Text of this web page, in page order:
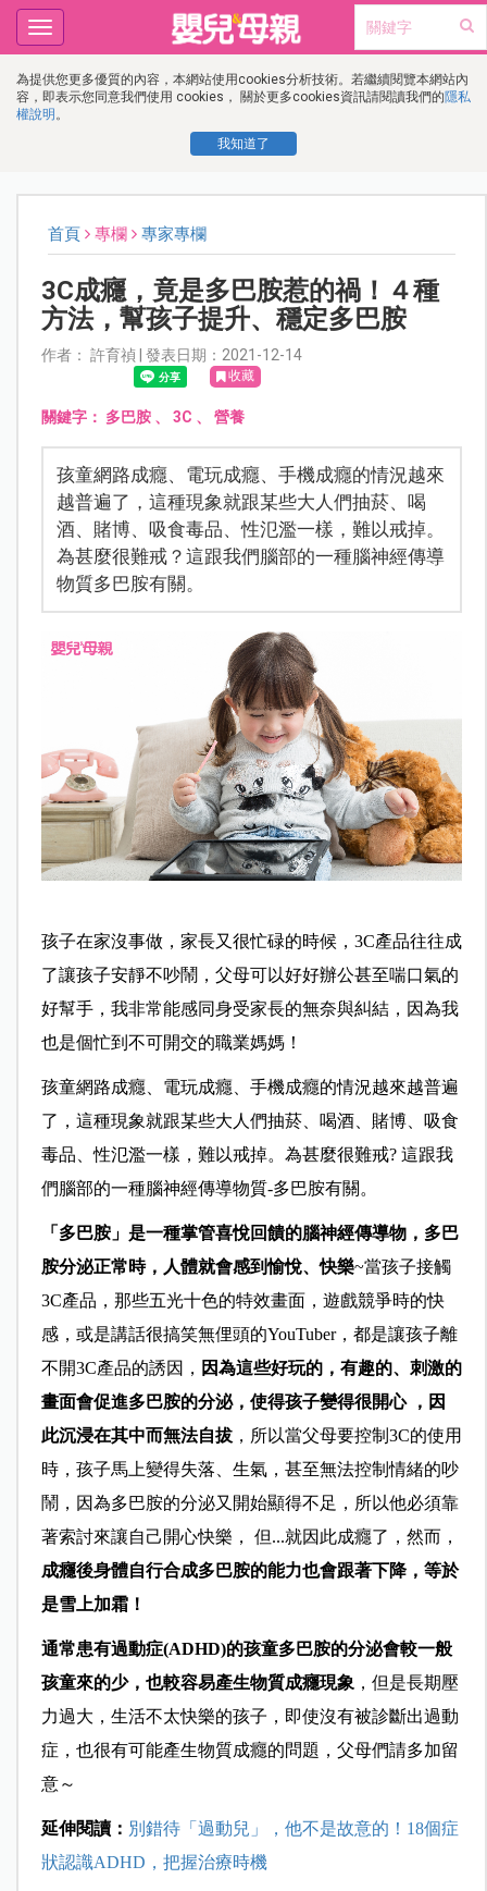
為提供您更多優質的內容，本網站使用cookies分析技術。若繼續閱覽本網站內
容，即表示您同意我們使用 cookies， 關於更多cookies資訊請閱讀我們的隱私
權說明 。
我知道了
Toggle
navigation
首頁 專欄 專家專欄
3C成癮，竟是多巴胺惹的禍！４種
方法，幫孩子提升、穩定多巴胺
作者： 許育禎 | 發表日期：2021-12-14
收藏
關鍵字： 多巴胺、 3C 、 營養
孩童網路成癮、電玩成癮、手機成癮的情況越來
越普遍了，這種現象就跟某些大人們抽菸、喝
酒、賭博、吸食毒品、性氾濫一樣，難以戒掉。
為甚麼很難戒？這跟我們腦部的一種腦神經傳導
物質多巴胺有關。
孩子在家沒事做，家長又很忙碌的時候，3C產品往往成
了讓孩子安靜不吵鬧，父母可以好好辦公甚至喘口氣的
好幫手，我非常能感同身受家長的無奈與糾結，因為我
也是個忙到不可開交的職業媽媽！
孩童網路成癮、電玩成癮、手機成癮的情況越來越普遍
了，這種現象就跟某些大人們抽菸、喝酒、賭博、吸食
毒品、性氾濫一樣，難以戒掉。為甚麼很難戒? 這跟我
們腦部的一種腦神經傳導物質-多巴胺有關。
「多巴胺」是一種掌管喜悅回饋的腦神經傳導物，多巴
胺分泌正常時，人體就會感到愉悅、快樂~當孩子接觸
3C產品，那些五光十色的特效畫面，遊戲競爭時的快
感，或是講話很搞笑無俚頭的YouTuber，都是讓孩子離
不開3C產品的誘因， 因為這些好玩的，有趣的、刺激的
畫面會促進多巴胺的分泌，使得孩子變得很開心 ，因
此沉浸在其中而無法自拔，所以當父母要控制3C的使用
時，孩子馬上變得失落、生氣，甚至無法控制情緒的吵
鬧，因為多巴胺的分泌又開始顯得不足，所以他必須靠
著索討來讓自己開心快樂， 但...就因此成癮了，然而，
成癮後身體自行合成多巴胺的能力也會跟著下降，等於
是雪上加霜！
通常患有過動症(ADHD)的孩童多巴胺的分泌會較一般
孩童來的少，也較容易產生物質成癮現象 ，但是長期壓
力過大，生活不太快樂的孩子，即使沒有被診斷出過動
症，也很有可能產生物質成癮的問題，父母們請多加留
意～
延伸閱讀： 別錯待「過動兒」，他不是故意的！18個症
狀認識ADHD，把握治療時機